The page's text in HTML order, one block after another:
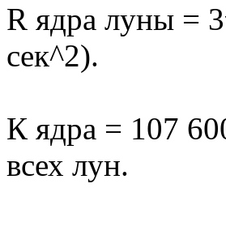
R ядра луны =
сек^2).
К ядра = 107
всех лун.